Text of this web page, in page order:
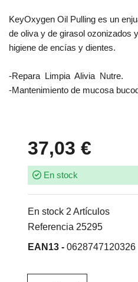
KeyOxygen Oil Pulling es un
de oliva y de girasol ozonizados
higiene de encías y dientes.
-Repara  Limpia  Alivia  Nutre.
-Mantenimiento de mucosa
37,03 €
En stock
En stock 2 Artículos
Referencia 25295
EAN13 - 0628747120326